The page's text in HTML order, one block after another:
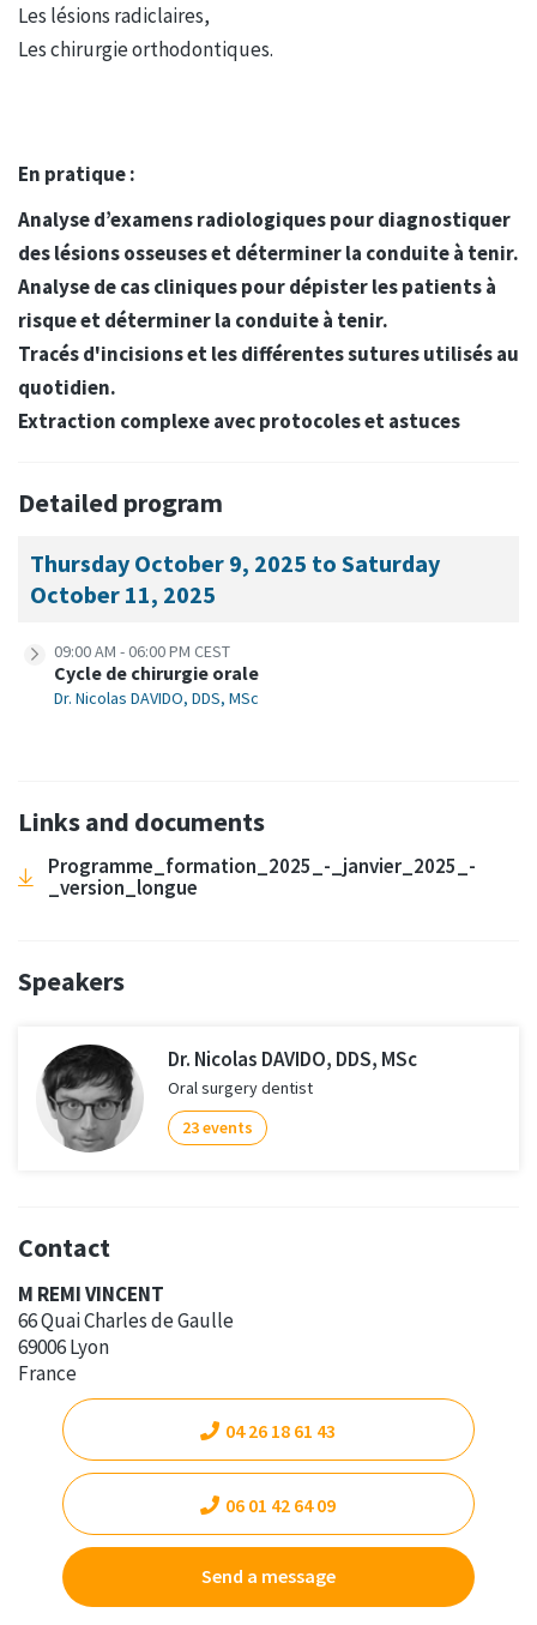
Les lésions radiclaires,
Les chirurgie orthodontiques.
En pratique :
Analyse d’examens radiologiques pour diagnostiquer
des lésions osseuses et déterminer la conduite à tenir.
Analyse de cas cliniques pour dépister les patients à
risque et déterminer la conduite à tenir.
Tracés d'incisions et les différentes sutures utilisés au
quotidien.
Extraction complexe avec protocoles et astuces
Detailed program
Thursday October 9, 2025 to Saturday
October 11, 2025
09:00 AM - 06:00 PM CEST
Cycle de chirurgie orale
Dr. Nicolas DAVIDO, DDS, MSc
Links and documents
Programme_formation_2025_-_janvier_2025_-
_version_longue
Speakers
Dr. Nicolas DAVIDO, DDS, MSc
Oral surgery dentist
23 events
Contact
M REMI VINCENT
66 Quai Charles de Gaulle
69006 Lyon
France
04 26 18 61 43
06 01 42 64 09
Send a message